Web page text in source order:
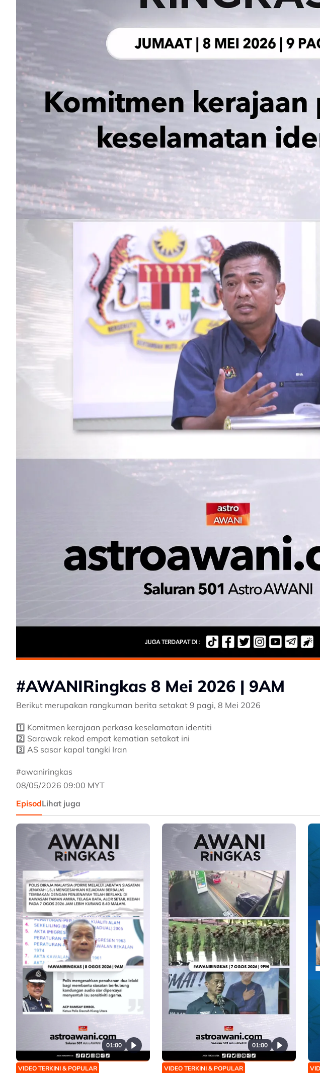
#AWANIRingkas 8 Mei 2026 | 9AM
Berikut merupakan rangkuman berita setakat 9 pagi, 8 Mei 2026
1️⃣ Komitmen kerajaan perkasa keselamatan identiti
2️⃣ Sarawak rekod empat kematian setakat ini
3️⃣ AS sasar kapal tangki Iran
#awaniringkas
08/05/2026 09:00 MYT
EpisodLihat juga
01:00
VIDEO TERKINI & POPULAR
01:00
VIDEO TERKINI & POPULAR